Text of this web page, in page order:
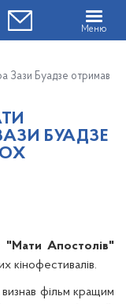
Меню
Зази Буадзе отримав
БУАДЗЕ
"Мати Апостолів"
кінофестивалів.
визнав фільм кращим